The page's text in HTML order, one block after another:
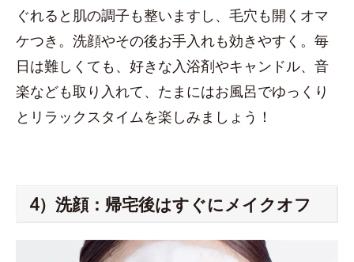
ぐれると肌の調子も整いますし、毛穴も開くオマ
ケつき。洗顔やその後お手入れも効きやすく。毎
日は難しくても、好きな入浴剤やキャンドル、音
楽なども取り入れて、たまにはお風呂でゆっくり
とリラックスタイムを楽しみましょう！
4）洗顔：帰宅後はすぐにメイクオフ